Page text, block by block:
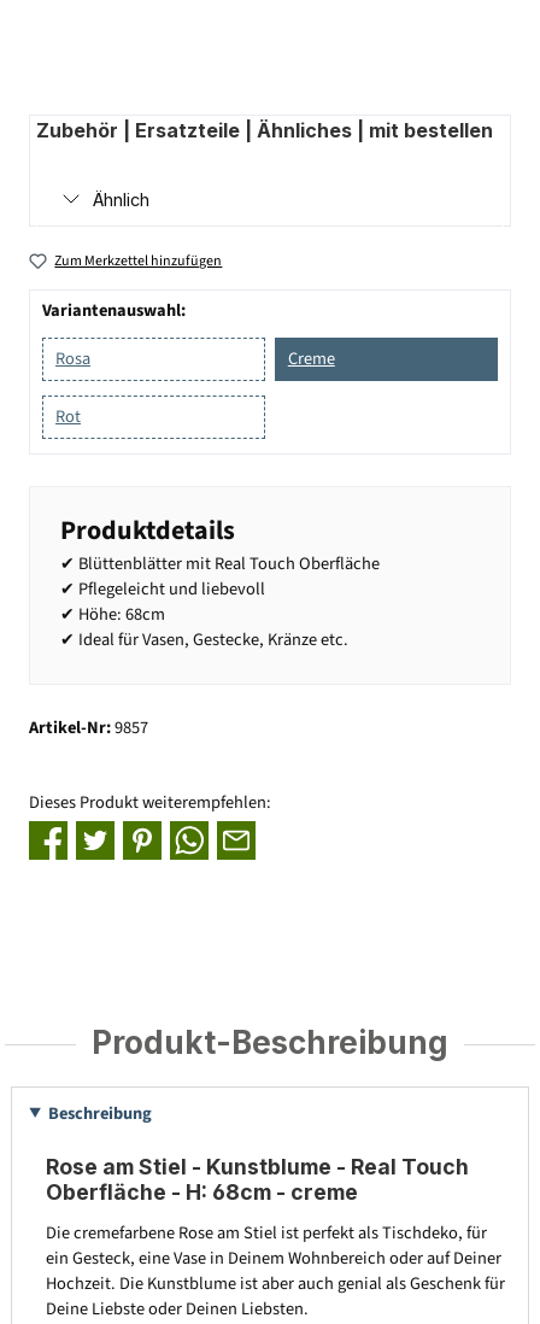
Zubehör | Ersatzteile | Ähnliches | mit bestellen
Ähnlich
Zum Merkzettel hinzufügen
Variantenauswahl:
Rosa
Creme
Rot
Produktdetails
✔ Blüttenblätter mit Real Touch Oberfläche
✔ Pflegeleicht und liebevoll
✔ Höhe: 68cm
✔ Ideal für Vasen, Gestecke, Kränze etc.
Artikel-Nr:9857
Dieses Produkt weiterempfehlen:
Produkt-Beschreibung
Beschreibung
Rose am Stiel - Kunstblume - Real Touch
Oberfläche - H: 68cm - creme
Die cremefarbene Rose am Stiel ist perfekt als Tischdeko, für
ein Gesteck, eine Vase in Deinem Wohnbereich oder auf Deiner
Hochzeit. Die Kunstblume ist aber auch genial als Geschenk für
Deine Liebste oder Deinen Liebsten.